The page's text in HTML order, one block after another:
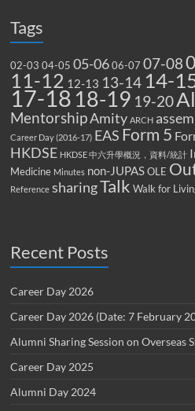
Tags
02-03 04-05 05-06 06-07 07-08
11-12 12-13 13-14 14-
17-18 18-19 19-20
MentorshipAmity ARCH
Career Day (2016-17) EAS Form 5
HKDSE HKDSE 中六升學概況，資料/統計
Medicine Minutes non-JUPAS OLE
Reference sharingTalk Walk for
Recent Posts
Career Day 2026
Career Day 2026 (Date: 7 February
Alumni Sharing Session on Overseas
Career Day 2025
Alumni Day 2024